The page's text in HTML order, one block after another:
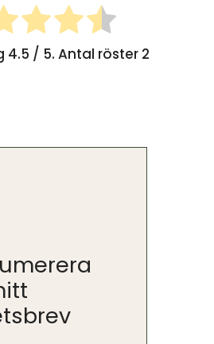
4.5 / 5. Antal röster 2